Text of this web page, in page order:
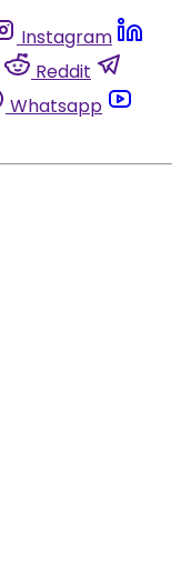
Instagram
Reddit
Whatsapp